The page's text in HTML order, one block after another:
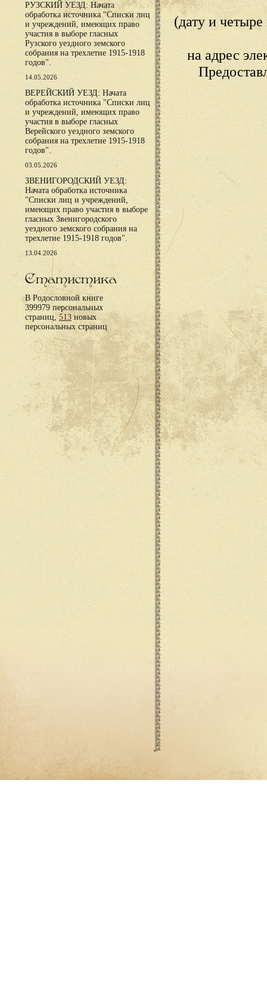
РУЗСКИЙ УЕЗД: Начата
обработка источника "Списки лиц
и учреждений, имеющих право
участия в выборе гласных
Рузского уездного земского
собрания на трехлетие 1915-1918
годов".
14.05.2026
ВЕРЕЙСКИЙ УЕЗД: Начата
обработка источника "Списки лиц
и учреждений, имеющих право
участия в выборе гласных
Верейского уездного земского
собрания на трехлетие 1915-1918
годов".
03.05.2026
ЗВЕНИГОРОДСКИЙ УЕЗД:
Начата обработка источника
"Списки лиц и учреждений,
имеющих право участия в выборе
гласных Звенигородского
уездного земского собрания на
трехлетие 1915-1918 годов".
13.04.2026
Статистика
В Родословной книге
399979 персональных
страниц,513новых
персональных страниц
(дату и
на адрес